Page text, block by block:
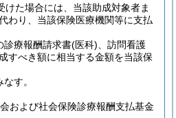
た場合には、当該助成対象者ま
わり、当該保険医療機関等に支払
診療報酬請求書(医科) 、訪問看護
すべき額に相当する金額を当該保
す。
および社会保険診療報酬支払基金